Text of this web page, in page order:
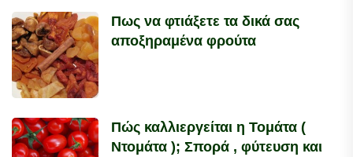
Πως να φτιάξετε τα δικά σας
αποξηραμένα φρούτα
Πώς καλλιεργείται η Τομάτα (
Ντομάτα ); Σπορά , φύτευση και